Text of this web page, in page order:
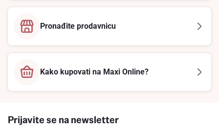
Pronađite prodavnicu
Kako kupovati na Maxi Online?
Prijavite se na newsletter